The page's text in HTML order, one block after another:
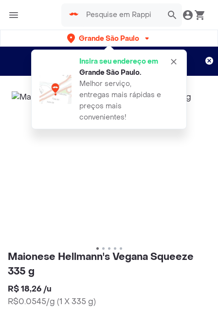
Grande São Paulo
Insira seu endereço em
Grande São Paulo.
Melhor serviço,
entregas mais rápidas e
preços mais
convenientes!
Entregas grátis por 15 dias!
Aplicam T&C
Maionese Hellmann's Vegana Squeeze
335 g
R$ 18,26 /u
R$0.0545/g (1 X 335 g)